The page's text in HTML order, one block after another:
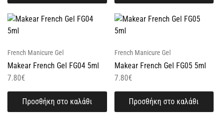
French Manicure Gel
Makear French Gel FG04 5ml
7.80€
Προσθήκη στο καλάθι
French Manicure Gel
Makear French Gel FG05 5ml
7.80€
Προσθήκη στο καλάθι